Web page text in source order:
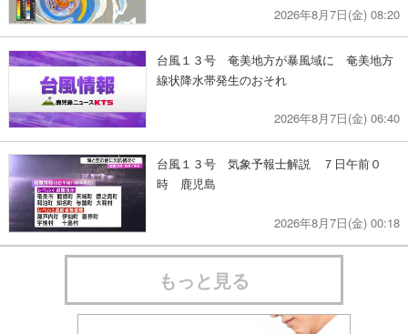
2026年8月7日(金) 08:20
台風１３号 奄美地方が暴風域に 奄美地方
線状降水帯発生のおそれ
2026年8月7日(金) 06:40
台風１３号 気象予報士解説 ７日午前０
時 鹿児島
2026年8月7日(金) 00:18
もっと見る